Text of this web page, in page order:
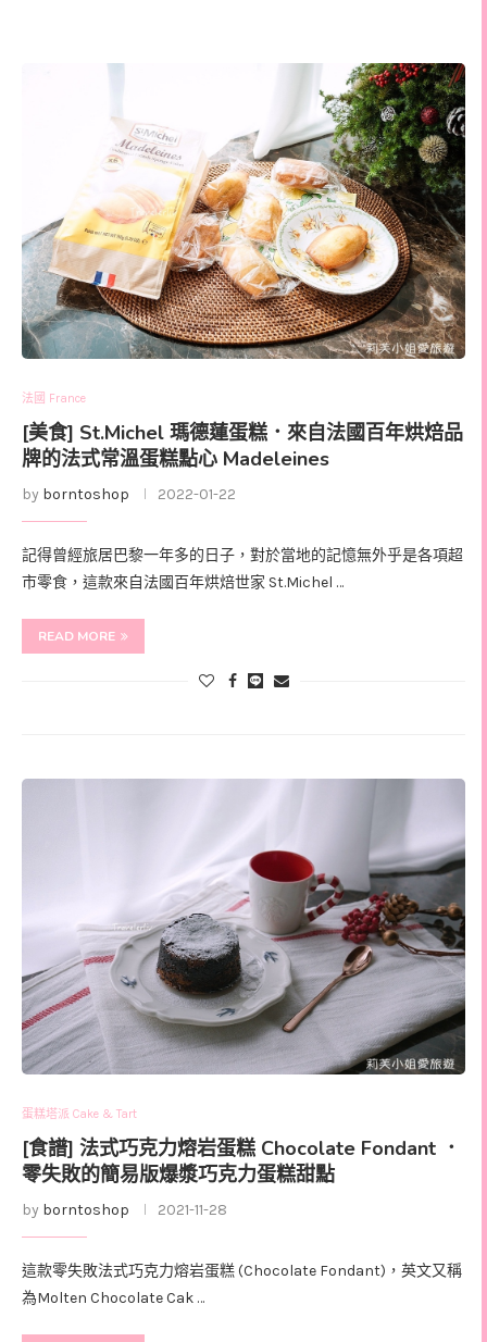
法國 France
[美食] St.Michel 瑪德蓮蛋糕．來自法國百年烘焙品
牌的法式常溫蛋糕點心 Madeleines
by borntoshop 2022-01-22
記得曾經旅居巴黎一年多的日子，對於當地的記憶無外乎是各項超
市零食，這款來自法國百年烘焙世家 St.Michel …
READ MORE
蛋糕塔派 Cake & Tart
[食譜] 法式巧克力熔岩蛋糕 Chocolate Fondant ．
零失敗的簡易版爆漿巧克力蛋糕甜點
by borntoshop 2021-11-28
這款零失敗法式巧克力熔岩蛋糕 (Chocolate Fondant)，英文又稱
為Molten Chocolate Cak …